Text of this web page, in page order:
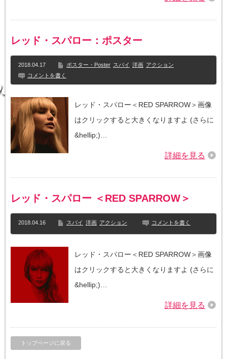
レッド・スパロー：ポスター
2018.04.17 ポスター・Poster スパイ 洋画 アクション
コメントを書く
レッド・スパロー＜RED SPARROW＞画像
はクリックすると大きくなりますよ (さらに
&hellip;)…
詳細を見る
レッド・スパロー ＜RED SPARROW＞
2018.04.16 スパイ 洋画 アクション コメントを書く
レッド・スパロー＜RED SPARROW＞画像
はクリックすると大きくなりますよ (さらに
&hellip;)…
詳細を見る
トップページに戻る